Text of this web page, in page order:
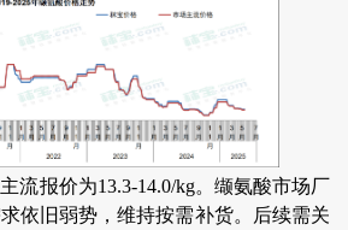
流报价为13.3-14.0/kg。缬氨酸市场厂
依旧弱势，维持按需补货。后续需关